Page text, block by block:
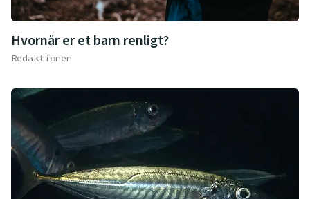
Hvornår er et barn renligt?
Redaktionen